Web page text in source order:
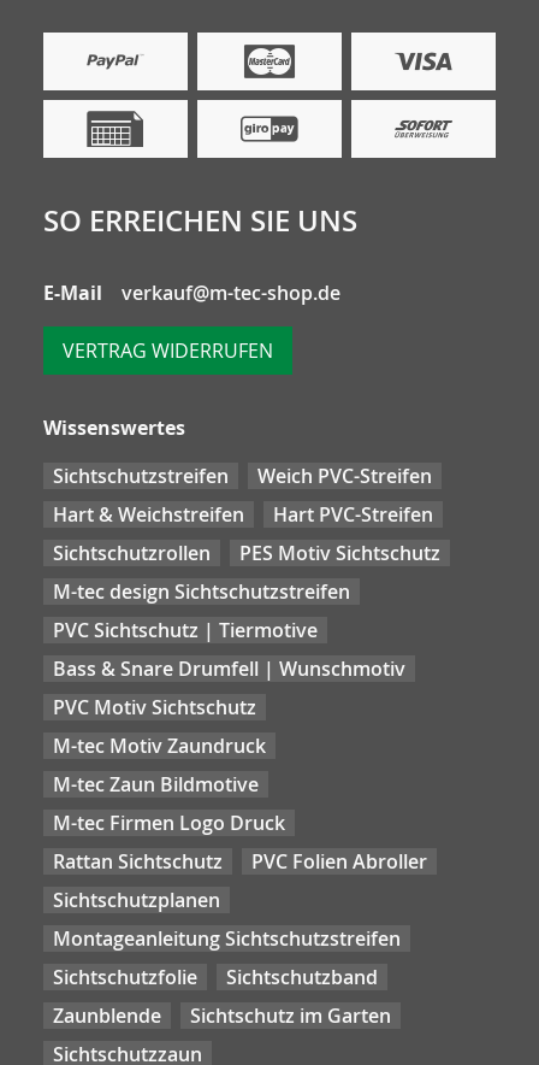
SO ERREICHEN SIE UNS
E-Mail verkauf@m-tec-shop.de
VERTRAG WIDERRUFEN
Wissenswertes
Sichtschutzstreifen
Weich PVC-Streifen
Hart & Weichstreifen
Hart PVC-Streifen
Sichtschutzrollen
PES Motiv Sichtschutz
M-tec design Sichtschutzstreifen
PVC Sichtschutz | Tiermotive
Bass & Snare Drumfell | Wunschmotiv
PVC Motiv Sichtschutz
M-tec Motiv Zaundruck
M-tec Zaun Bildmotive
M-tec Firmen Logo Druck
Rattan Sichtschutz
PVC Folien Abroller
Sichtschutzplanen
Montageanleitung Sichtschutzstreifen
Sichtschutzfolie
Sichtschutzband
Zaunblende
Sichtschutz im Garten
Sichtschutzzaun